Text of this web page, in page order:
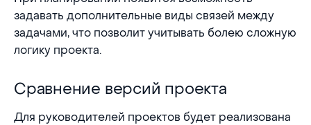
задавать дополнительные виды связей между
задачами, что позволит учитывать болею сложную
логику проекта.
Сравнение версий проекта
Сравнение версий проекта
Для руководителей проектов будет реализована